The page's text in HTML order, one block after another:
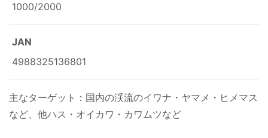
1000/2000
JAN
4988325136801
主なターゲット：国内の渓流のイワナ・ヤマメ・ヒメマス
など、他ハス・オイカワ・カワムツなど